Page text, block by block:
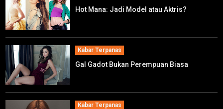
Hot Mana: Jadi Model atau Aktris?
Kabar Terpanas
Gal Gadot Bukan Perempuan Biasa
Kabar Terpanas